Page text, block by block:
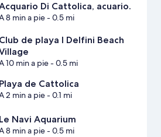
Di Cattolica, acuario.
8 min a pie- 0.5 mi
Club de playa I Delfini Beach
10 min a pie- 0.5 mi
Playa de Cattolica
2 min a pie- 0.1 mi
Le Navi Aquarium
8 min a pie- 0.5 mi